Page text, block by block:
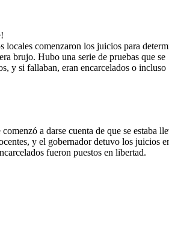
locales comenzaron los juicios para
brujo. Hubo una serie de pruebas que se
y si fallaban, eran encarcelados o incluso
a darse cuenta de que se estaba
y el gobernador detuvo los juicios
fueron puestos en libertad.